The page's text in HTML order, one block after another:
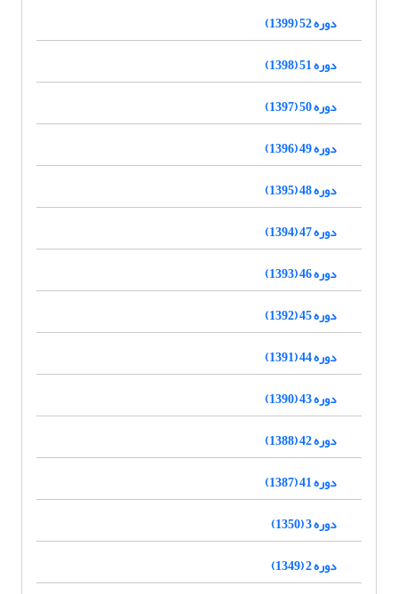
دوره 52 (1399)
دوره 51 (1398)
دوره 50 (1397)
دوره 49 (1396)
دوره 48 (1395)
دوره 47 (1394)
دوره 46 (1393)
دوره 45 (1392)
دوره 44 (1391)
دوره 43 (1390)
دوره 42 (1388)
دوره 41 (1387)
دوره 3 (1350)
دوره 2 (1349)